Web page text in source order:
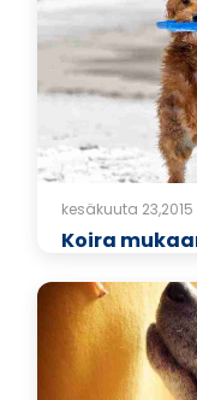
kesäkuuta 23,2015
Koira